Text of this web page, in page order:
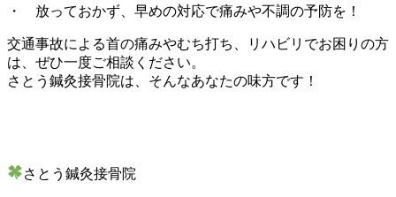
・ 放っておかず、早めの対応で痛みや不調の予防を！
交通事故による首の痛みやむち打ち、リハビリでお困りの方
は、ぜひ一度ご相談ください。
さとう鍼灸接骨院は、そんなあなたの味方です！
さとう鍼灸接骨院